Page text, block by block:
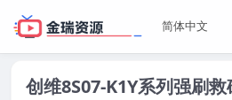
创维8S07-K1Y系列强刷